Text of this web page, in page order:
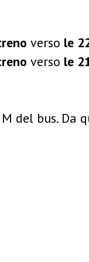
verso le
verso le
del bus. Da